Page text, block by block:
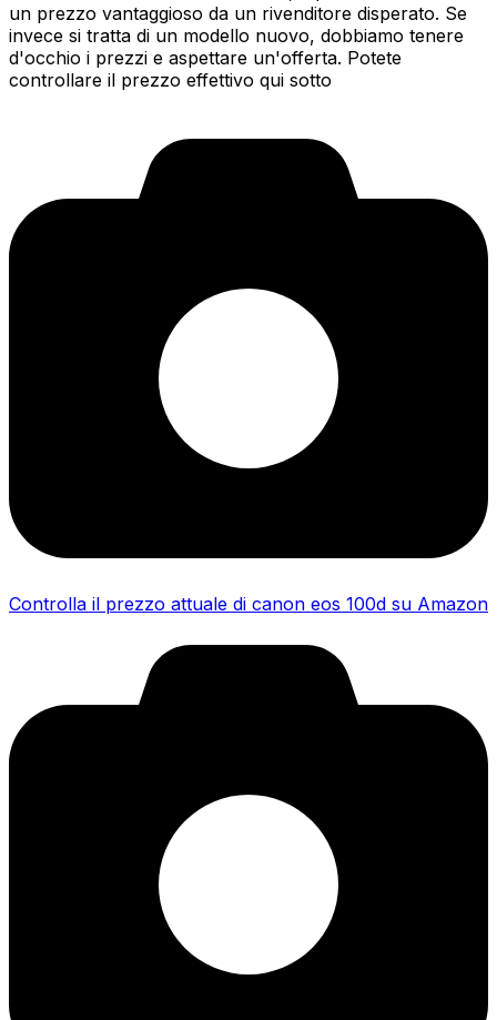
un prezzo vantaggioso da un rivenditore disperato. Se
invece si tratta di un modello nuovo, dobbiamo tenere
d'occhio i prezzi e aspettare un'offerta. Potete
controllare il prezzo effettivo qui sotto
Controlla il prezzo attuale di canon eos 100d su Amazon